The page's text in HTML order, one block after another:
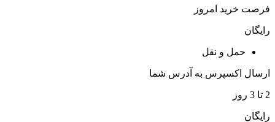
فرصت خرید امروز
رایگان
حمل و نقل
ارسال اکسپرس به آدرس شما
2 تا 3 روز
رایگان